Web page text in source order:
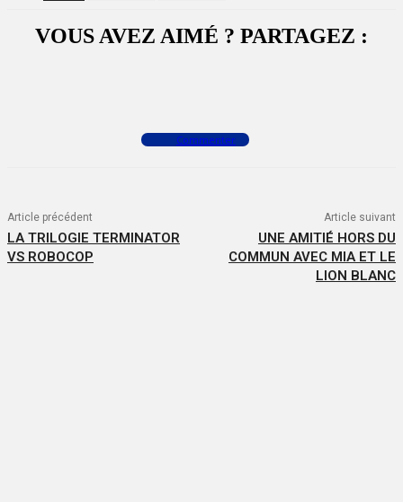
VOUS AVEZ AIMÉ ? PARTAGEZ :
Commenter
Article précédent
LA TRILOGIE TERMINATOR
VS ROBOCOP
Article suivant
UNE AMITIÉ HORS DU
COMMUN AVEC MIA ET LE
LION BLANC